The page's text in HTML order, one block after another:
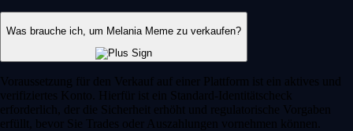
Was brauche ich, um Melania Meme zu verkaufen?
Voraussetzung für den Verkauf auf einer Plattform ist ein aktives und
verifiziertes Konto. Hierfür ist ein Standard-Identitätscheck
erforderlich, der die Sicherheit erhöht und regulatorische Vorgaben
erfüllt, bevor Sie Trades oder Auszahlungen vornehmen können.